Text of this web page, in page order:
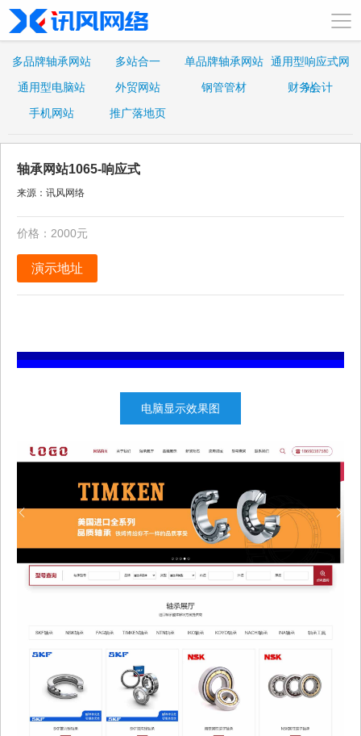
多品牌轴承网站 多站合一 单品牌轴承网站 通用型响应式网
站
通用型电脑站 外贸网站 钢管管材
财务会计
手机网站
推广落地页
轴承网站1065-响应式
来源：讯风网络
价格：2000元
演示地址
电脑显示效果图